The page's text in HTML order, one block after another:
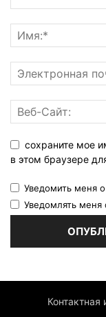
сохраните мое
в этом браузере
Уведомить меня
Уведомлять меня